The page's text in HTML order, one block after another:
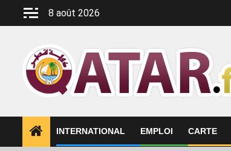
8 août 2026
INTERNATIONAL EMPLOI CARTE